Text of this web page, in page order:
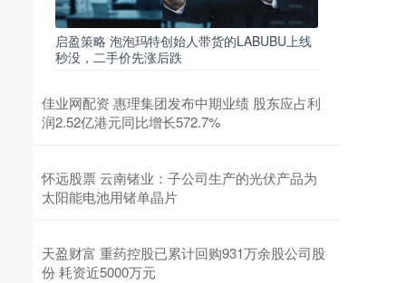
启盈策略 泡泡玛特创始人带货的LABUBU上线
秒没，二手价先涨后跌
佳业网配资 惠理集团发布中期业绩 股东应占利
润2.52亿港元同比增长572.7%
怀远股票 云南锗业：子公司生产的光伏产品为
太阳能电池用锗单晶片
天盈财富 重药控股已累计回购931万余股公司股
份 耗资近5000万元